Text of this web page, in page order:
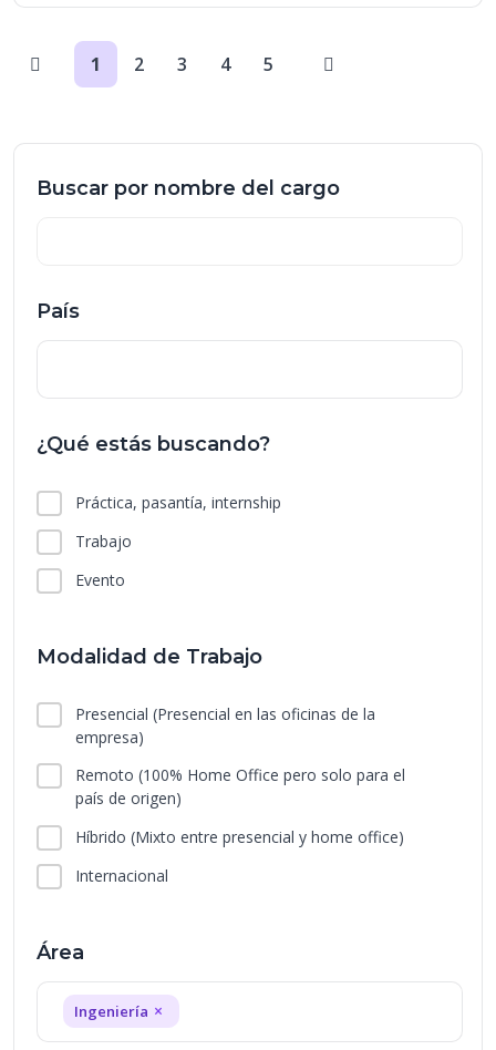
1 2 3 4 5
Buscar por nombre del cargo
País
¿Qué estás buscando?
Práctica, pasantía, internship
Trabajo
Evento
Modalidad de Trabajo
Presencial (Presencial en las oficinas de la
empresa)
Remoto (100% Home Office pero solo para el
país de origen)
Híbrido (Mixto entre presencial y home office)
Internacional
Área
Ingeniería ×